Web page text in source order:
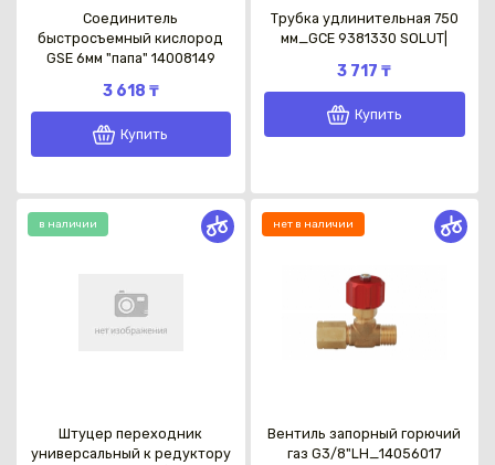
Соединитель
быстросъемный кислород
GSE 6мм "папа" 14008149
3 618 ₸
Купить
Трубка удлинительная 750
мм_GCE 9381330 SOLUT|
3 717 ₸
Купить
в наличии
Штуцер переходник
универсальный к редуктору
нет в наличии
Вентиль запорный горючий
газ G3/8"LH_14056017